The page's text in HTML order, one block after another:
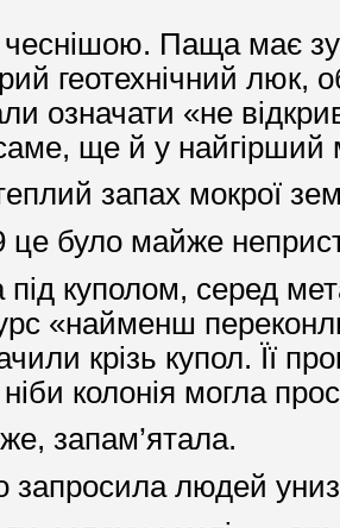
Паща має
геотехнічний
означати «не
ще й у
запах мокрої
це було майже
куполом, серед
«найменш
крізь купол. Її
колонія могла
запам’ятала.
запросила людей